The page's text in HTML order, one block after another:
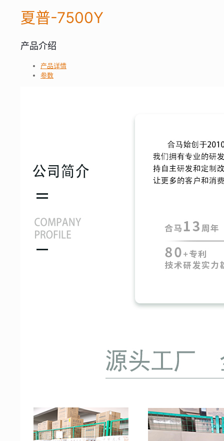
夏普-7500Y
产品介绍
产品详情
参数